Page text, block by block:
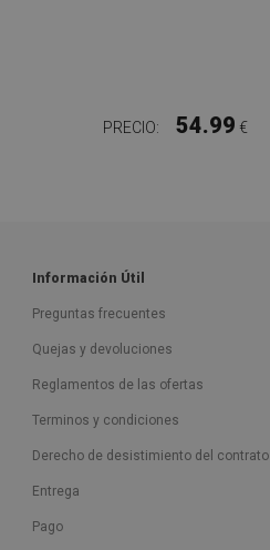
PRECIO: 54.99 €
Información Útil
Preguntas frecuentes
Quejas y devoluciones
Reglamentos de las ofertas
Terminos y condiciones
Derecho de desistimiento del contrato
Entrega
Pago